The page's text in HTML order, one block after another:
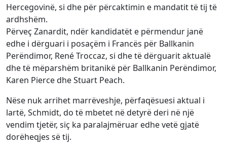
Hercegovinë, si dhe për përcaktimin e mandatit të tij të
ardhshëm.
Përveç Zanardit, ndër kandidatët e përmendur janë
edhe i dërguari i posaçëm i Francës për Ballkanin
Perëndimor, René Troccaz, si dhe të dërguarit aktualë
dhe të mëparshëm britanikë për Ballkanin Perëndimor,
Karen Pierce dhe Stuart Peach.
Nëse nuk arrihet marrëveshje, përfaqësuesi aktual i
lartë, Schmidt, do të mbetet në detyrë deri në një
vendim tjetër, siç ka paralajmëruar edhe vetë gjatë
dorëheqjes së tij.